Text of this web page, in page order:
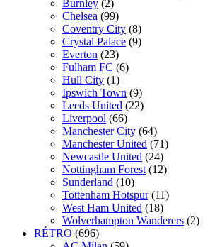
Burnley (2)
Chelsea (99)
Coventry City (8)
Crystal Palace (9)
Everton (23)
Fulham FC (6)
Hull City (1)
Ipswich Town (9)
Leeds United (22)
Liverpool (66)
Manchester City (64)
Manchester United (71)
Newcastle United (24)
Nottingham Forest (12)
Sunderland (10)
Tottenham Hotspur (11)
West Ham United (18)
Wolverhampton Wanderers (2)
RÉTRO (696)